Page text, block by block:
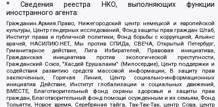
* Сведения реестра НКО, выполняющих функции
иностранного агента:
Гражданин.Армия.Право, Нижегородский центр немецкой и европейской
культуры, Центр гендерных исследований, Фонд защиты прав граждан Штаб,
Институт права и публичной политики, Фонд борьбы с коррупцией, Альянс
врачей, НАСИЛИЮ.НЕТ, Мы против СПИДа, СВЕЧА, Открытый Петербург,
Гуманитарное действие, Лига Избирателей, Правовая инициатива,
Гражданская инициатива против экологической преступности,
Гражданский Союз, "Хасдей Ерушалаим" (Милосердие), Центр поддержки и
содействия развитию средств массовой информации, В защиту прав
заключенных, Горячая Линия, Центр социально-информационных
инициатив Действие, Институт глобализации и социальных движений,
ВМЕСТЕ, Благотворительный фонд охраны здоровья и защиты прав
граждан, Благотворительный фонд помощи осужденным и их семьям, Фонд
Тольятти, Новое время, Серебряная тайга, Так-Так-Так, центр Сова, центр